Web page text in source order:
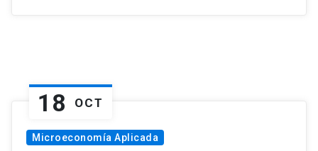
18 OCT
Microeconomía Aplicada